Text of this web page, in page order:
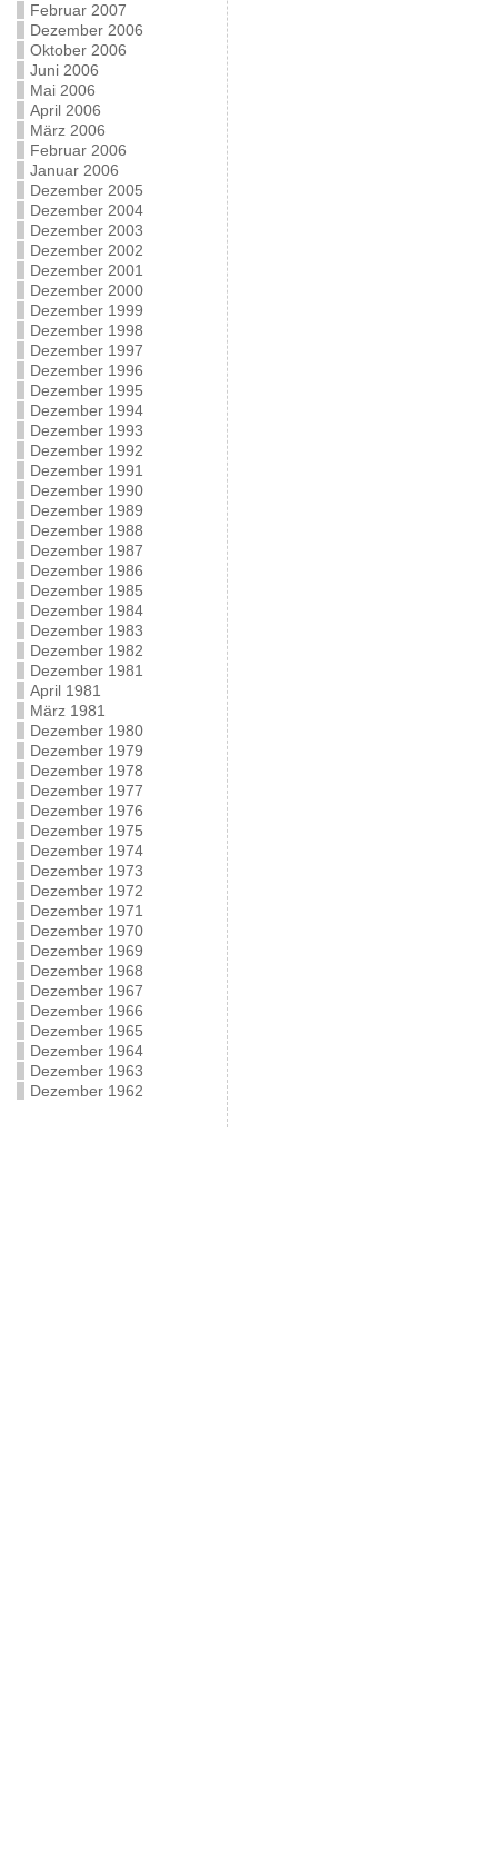
Februar 2007
Dezember 2006
Oktober 2006
Juni 2006
Mai 2006
April 2006
März 2006
Februar 2006
Januar 2006
Dezember 2005
Dezember 2004
Dezember 2003
Dezember 2002
Dezember 2001
Dezember 2000
Dezember 1999
Dezember 1998
Dezember 1997
Dezember 1996
Dezember 1995
Dezember 1994
Dezember 1993
Dezember 1992
Dezember 1991
Dezember 1990
Dezember 1989
Dezember 1988
Dezember 1987
Dezember 1986
Dezember 1985
Dezember 1984
Dezember 1983
Dezember 1982
Dezember 1981
April 1981
März 1981
Dezember 1980
Dezember 1979
Dezember 1978
Dezember 1977
Dezember 1976
Dezember 1975
Dezember 1974
Dezember 1973
Dezember 1972
Dezember 1971
Dezember 1970
Dezember 1969
Dezember 1968
Dezember 1967
Dezember 1966
Dezember 1965
Dezember 1964
Dezember 1963
Dezember 1962